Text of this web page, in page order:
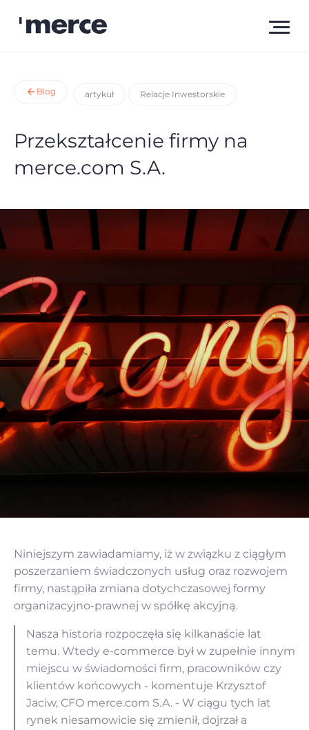
Blog artykuł Relacje Inwestorskie
Przekształcenie firmy na
merce.com S.A.
Niniejszym zawiadamiamy, iż w związku z ciągłym
poszerzaniem świadczonych usług oraz rozwojem
firmy, nastąpiła zmiana dotychczasowej formy
organizacyjno-prawnej w spółkę akcyjną.
Nasza historia rozpoczęła się kilkanaście lat
temu. Wtedy e-commerce był w zupełnie innym
miejscu w świadomości firm, pracowników czy
klientów końcowych - komentuje Krzysztof
Jaciw, CFO merce.com S.A. - W ciągu tych lat
rynek niesamowicie się zmienił, dojrzał a